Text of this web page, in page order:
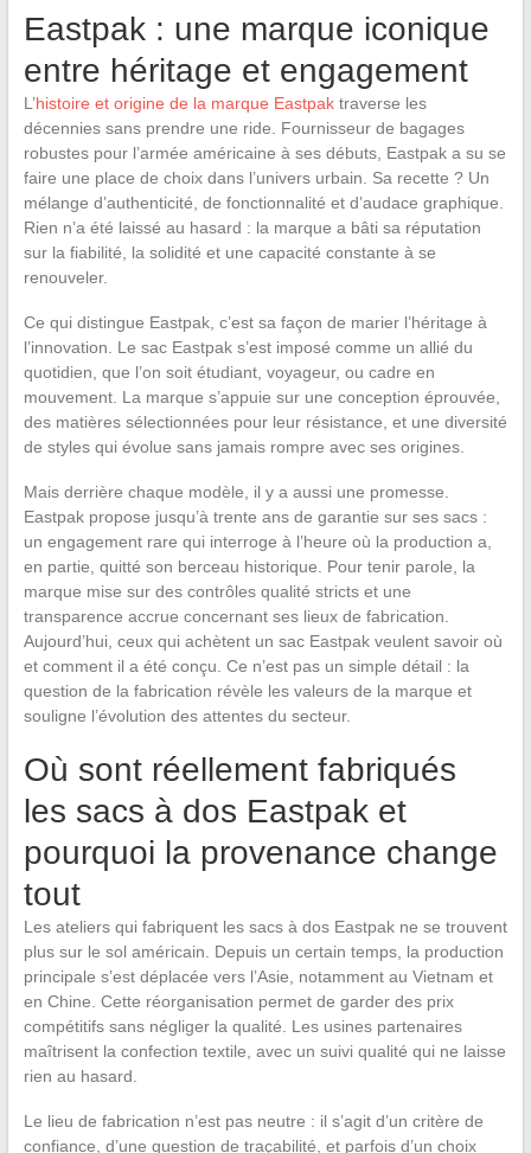
Eastpak : une marque iconique
entre héritage et engagement
L’histoire et origine de la marque Eastpaktraverse les
décennies sans prendre une ride. Fournisseur de bagages
robustes pour l’armée américaine à ses débuts, Eastpak a su se
faire une place de choix dans l’univers urbain. Sa recette ? Un
mélange d’authenticité, de fonctionnalité et d’audace graphique.
Rien n’a été laissé au hasard : la marque a bâti sa réputation
sur la fiabilité, la solidité et une capacité constante à se
renouveler.
Ce qui distingue Eastpak, c’est sa façon de marier l’héritage à
l’innovation. Le sac Eastpak s’est imposé comme un allié du
quotidien, que l’on soit étudiant, voyageur, ou cadre en
mouvement. La marque s’appuie sur une conception éprouvée,
des matières sélectionnées pour leur résistance, et une diversité
de styles qui évolue sans jamais rompre avec ses origines.
Mais derrière chaque modèle, il y a aussi une promesse.
Eastpak propose jusqu’à trente ans de garantie sur ses sacs :
un engagement rare qui interroge à l’heure où la production a,
en partie, quitté son berceau historique. Pour tenir parole, la
marque mise sur des contrôles qualité stricts et une
transparence accrue concernant ses lieux de fabrication.
Aujourd’hui, ceux qui achètent un sac Eastpak veulent savoir où
et comment il a été conçu. Ce n’est pas un simple détail : la
question de la fabrication révèle les valeurs de la marque et
souligne l’évolution des attentes du secteur.
Où sont réellement fabriqués
les sacs à dos Eastpak et
pourquoi la provenance change
tout
Les ateliers qui fabriquent les sacs à dos Eastpak ne se trouvent
plus sur le sol américain. Depuis un certain temps, la production
principale s’est déplacée vers l’Asie, notamment au Vietnam et
en Chine. Cette réorganisation permet de garder des prix
compétitifs sans négliger la qualité. Les usines partenaires
maîtrisent la confection textile, avec un suivi qualité qui ne laisse
rien au hasard.
Le lieu de fabrication n’est pas neutre : il s’agit d’un critère de
confiance, d’une question de traçabilité, et parfois d’un choix